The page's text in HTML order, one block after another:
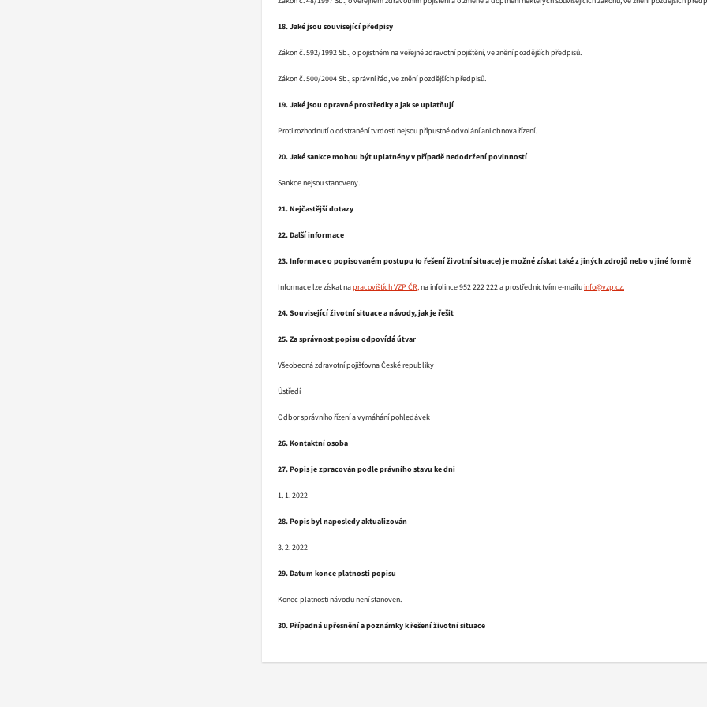
18. Jaké jsou související předpisy
Zákon č. 592/1992 Sb., o pojistném na veřejné zdravotní pojištění, ve znění pozdějších předpisů.
Zákon č. 500/2004 Sb., správní řád, ve znění pozdějších předpisů.
19. Jaké jsou opravné prostředky a jak se uplatňují
Proti rozhodnutí o odstranění tvrdosti nejsou přípustné odvolání ani obnova řízení.
20. Jaké sankce mohou být uplatněny v případě nedodržení povinností
Sankce nejsou stanoveny.
21. Nejčastější dotazy
22. Další informace
23. Informace o popisovaném postupu (o řešení životní situace) je možné získat také z jiných zdrojů nebo v jiné formě
Informace lze získat napracovištích VZP ČR,na infolince 952 222 222 a prostřednictvím e-mailuinfo@vzp.cz.
24. Související životní situace a návody, jak je řešit
25. Za správnost popisu odpovídá útvar
Všeobecná zdravotní pojišťovna České republiky
Ústředí
Odbor správního řízení a vymáhání pohledávek
26. Kontaktní osoba
27. Popis je zpracován podle právního stavu ke dni
1. 1. 2022
28. Popis byl naposledy aktualizován
3. 2. 2022
29. Datum konce platnosti popisu
Konec platnosti návodu není stanoven.
30. Případná upřesnění a poznámky k řešení životní situace